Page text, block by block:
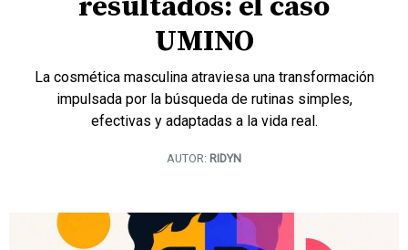
resultados: el caso
UMINO
La cosmética masculina atraviesa una transformación
impulsada por la búsqueda de rutinas simples,
efectivas y adaptadas a la vida real.
AUTOR: RIDYN